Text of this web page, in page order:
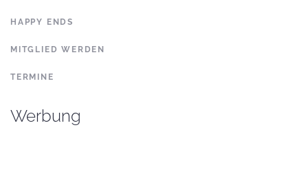
HAPPY ENDS
MITGLIED WERDEN
TERMINE
Werbung